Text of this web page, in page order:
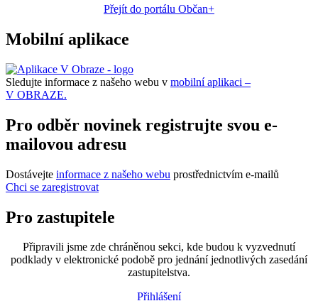
Přejít do portálu Občan+
Mobilní aplikace
Sledujte informace z našeho webu v mobilní aplikaci –
V OBRAZE.
Pro odběr novinek registrujte svou e-
mailovou adresu
Dostávejte informace z našeho webu prostřednictvím e-mailů
Chci se zaregistrovat
Pro zastupitele
Připravili jsme zde chráněnou sekci, kde budou k vyzvednutí
podklady v elektronické podobě pro jednání jednotlivých zasedání
zastupitelstva.
Přihlášení